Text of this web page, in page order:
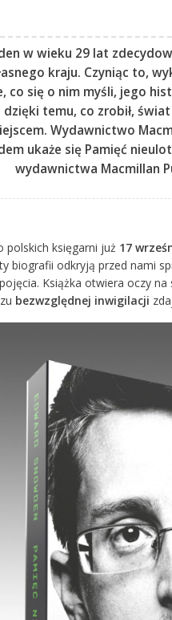
w wieku 29 lat
kraju. Czyniąc to,
co się o nim myśli, jego
temu, co zrobił,
Wydawnictwo
ukaże się Pamięć
wydawnictwa Macmillan
polskich księgarni już 17
biografii odkryją przed nami
Książka otwiera oczy
bezwzględnej inwigilacji